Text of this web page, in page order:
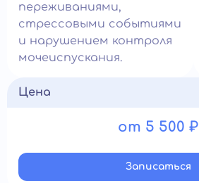
переживаниями,
стрессовыми событиями
и нарушением контроля
мочеиспускания.
Цена
от 5 500 ₽
Записатьcя